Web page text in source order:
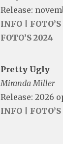
Release:
INFO
FOTO’S 2024
Pretty Ugly
Miranda Miller
Release: 2026
INFO
FOTO’S